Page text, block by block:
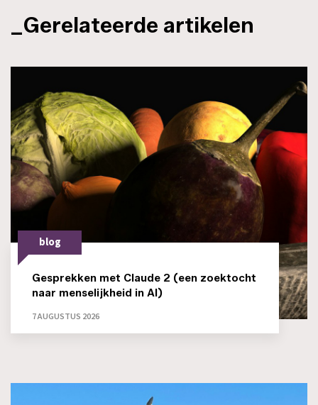
_Gerelateerde artikelen
blog
Gesprekken met Claude 2 (een zoektocht
naar menselijkheid in AI)
7 AUGUSTUS 2026